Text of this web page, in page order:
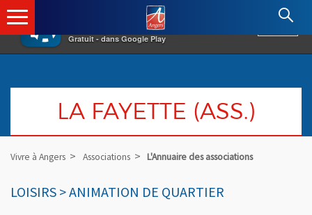
×
Gratuit - dans Google Play
Angers.fr : Retour à l'accueil
LA FAYETTE (ASS.)
Vivre à Angers Associations L'Annuaire des associations
LOISIRS > ANIMATION DE QUARTIER